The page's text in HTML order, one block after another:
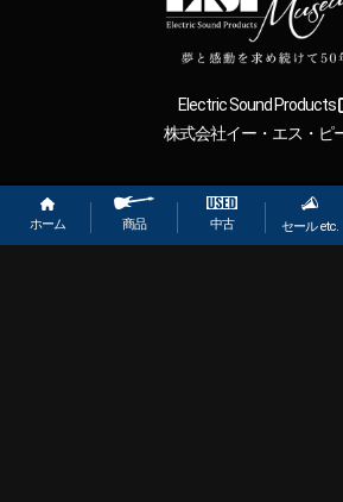
ホーム 商品 中古 セール etc.
Electric Sound Products
株式会社イー・エス・ピ
Copyright 2026【ESP直営】BIGBOSS オンラ
ベース). All rights